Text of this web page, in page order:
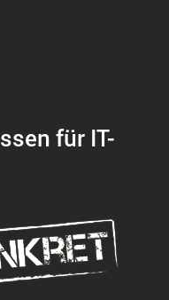
für IT-